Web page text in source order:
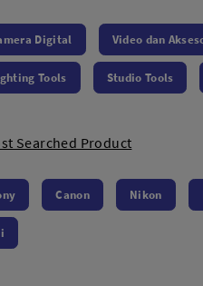
Digital Video dan
Tools Studio Tools
Searched Product
Canon Nikon